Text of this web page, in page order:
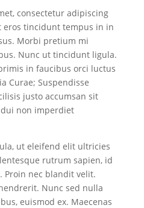
consectetur adipiscing
tincidunt tempus in in
Morbi pretium mi
Nunc ut tincidunt ligula.
in faucibus orci luctus
Curae; Suspendisse
justo accumsan sit
non imperdiet
ut eleifend elit ultricies
rutrum sapien, id
nec blandit velit.
Nunc sed nulla
euismod ex. Maecenas